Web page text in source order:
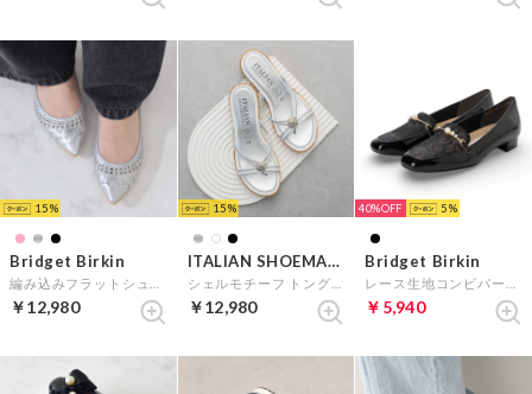
15
Bridget Birkin
￥12,980
15
ITALIAN SHOEMAKERS
￥12,980
40% 5
Bridget Birkin
￥5,940